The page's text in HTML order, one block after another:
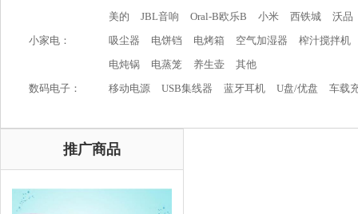
美的
JBL音响 Oral-B欧乐B 小米 西铁城
沃品
小家电：
吸尘器 电饼铛 电烤箱 空气加湿器
榨汁搅拌机
电炖锅
电蒸笼 养生壶
其他
数码电子：
移动电源 USB集线器 蓝牙耳机 U盘/优盘 车载
推广商品